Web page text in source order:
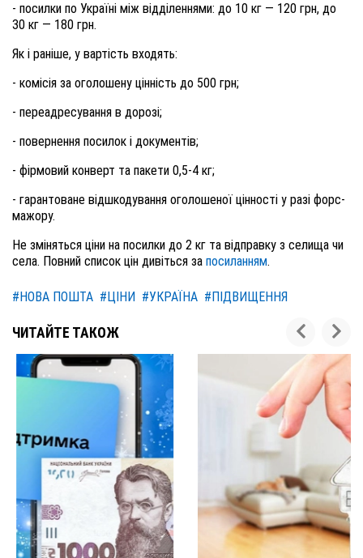
- посилки по Україні між відділеннями: до 10 кг — 120 грн, до
30 кг — 180 грн.
Як і раніше, у вартість входять:
- комісія за оголошену цінність до 500 грн;
- переадресування в дорозі;
- повернення посилок і документів;
- фірмовий конверт та пакети 0,5-4 кг;
- гарантоване відшкодування оголошеної цінності у разі форс-
мажору.
Не зміняться ціни на посилки до 2 кг та відправку з селища чи
села. Повний список цін дивіться за посиланням.
#НОВА ПОШТА #ЦІНИ #УКРАЇНА #ПІДВИЩЕННЯ
ЧИТАЙТЕ ТАКОЖ